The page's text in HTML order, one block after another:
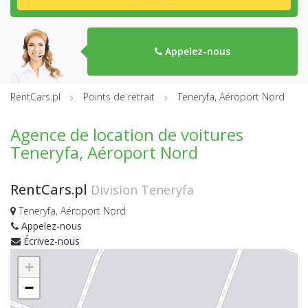
Appelez-nous
RentCars.pl Points de retrait Teneryfa, Aéroport Nord
Agence de location de voitures
Teneryfa, Aéroport Nord
RentCars.pl Division Teneryfa
Teneryfa, Aéroport Nord
Appelez-nous
Écrivez-nous
+
−